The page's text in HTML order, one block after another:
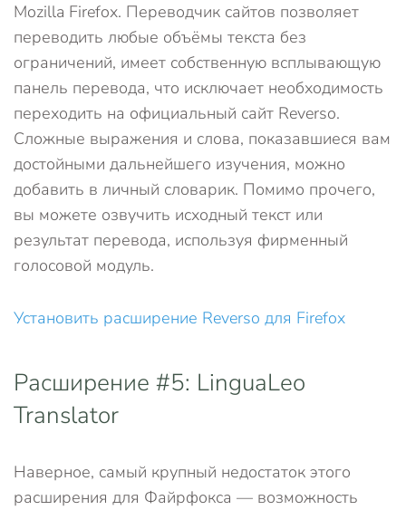
Mozilla Firefox. Переводчик сайтов позволяет
переводить любые объёмы текста без
ограничений, имеет собственную всплывающую
панель перевода, что исключает необходимость
переходить на официальный сайт Reverso.
Сложные выражения и слова, показавшиеся вам
достойными дальнейшего изучения, можно
добавить в личный словарик. Помимо прочего,
вы можете озвучить исходный текст или
результат перевода, используя фирменный
голосовой модуль.
Установить расширение Reverso для Firefox
Расширение #5: LinguaLeo
Translator
Наверное, самый крупный недостаток этого
расширения для Файрфокса — возможность